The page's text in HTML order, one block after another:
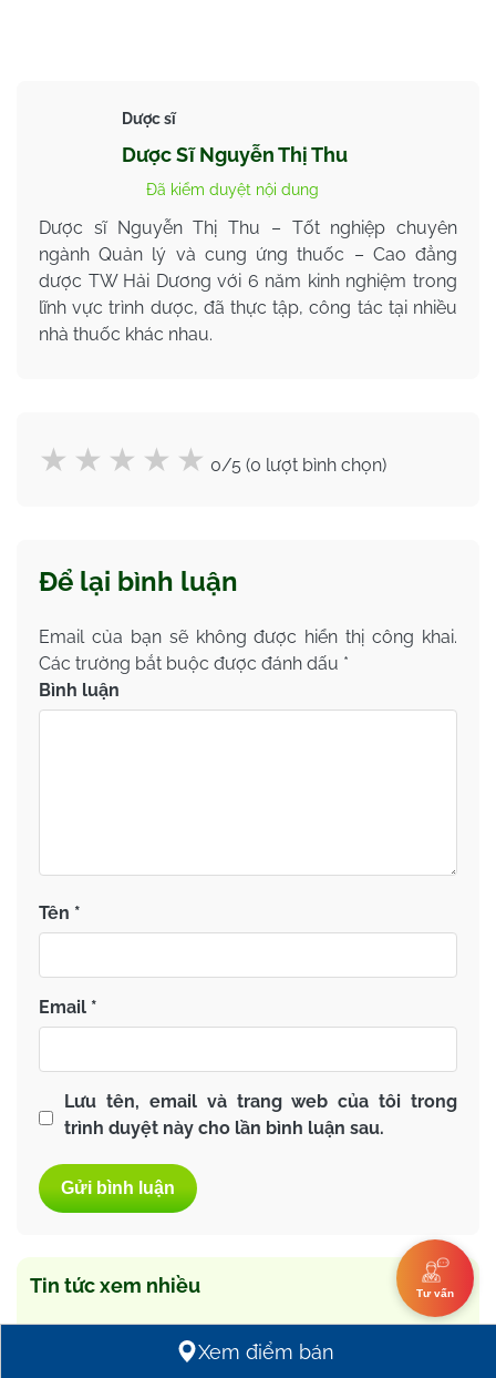
Dược sĩ
Dược Sĩ Nguyễn Thị Thu
Đã kiểm duyệt nội dung
Dược sĩ Nguyễn Thị Thu – Tốt nghiệp chuyên
ngành Quản lý và cung ứng thuốc – Cao đẳng
dược TW Hải Dương với 6 năm kinh nghiệm trong
lĩnh vực trình dược, đã thực tập, công tác tại nhiều
nhà thuốc khác nhau.
0/5 (0 lượt bình chọn)
Để lại bình luận
Email của bạn sẽ không được hiển thị công khai.
Các trường bắt buộc được đánh dấu *
Bình luận
Tên *
Email *
Lưu tên, email và trang web của tôi trong
trình duyệt này cho lần bình luận sau.
Tin tức xem nhiều
Khi nào cần đi khám dạ dày? Phân biệt theo
Tư vấn
Xem điểm bán